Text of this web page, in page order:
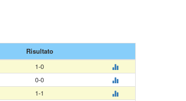
Risultato
1-0
0-0
1-1